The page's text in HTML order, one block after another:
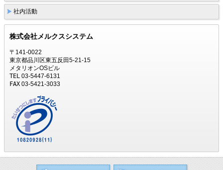
社内活動
株式会社メルクスシステム
〒141-0022
東京都品川区東五反田5-21-15
メタリオンOSビル
TEL 03-5447-6131
FAX 03-5421-3033